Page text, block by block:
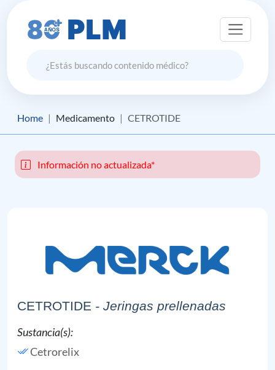
Home Medicamento CETROTIDE
Información no actualizada*
CETROTIDE - Jeringas prellenadas
Sustancia(s):
Cetrorelix